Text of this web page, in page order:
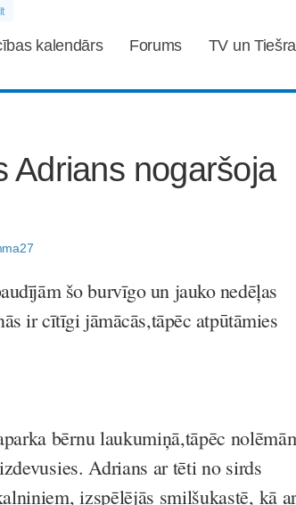
kalendārs Forums TV un
Adrians nogaršoja
šo burvīgo un jauko nedēļas
ir cītīgi jāmācās,tāpēc atpūtāmies
bērnu laukumiņā,tāpēc
Adrians ar tēti no sirds
izspēlējās smilšukastē, kā